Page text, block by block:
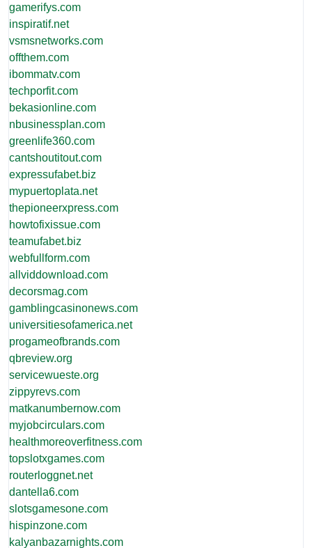
gamerifys.com
inspiratif.net
vsmsnetworks.com
offthem.com
ibommatv.com
techporfit.com
bekasionline.com
nbusinessplan.com
greenlife360.com
cantshoutitout.com
expressufabet.biz
mypuertoplata.net
thepioneerxpress.com
howtofixissue.com
teamufabet.biz
webfullform.com
allviddownload.com
decorsmag.com
gamblingcasinonews.com
universitiesofamerica.net
progameofbrands.com
qbreview.org
servicewueste.org
zippyrevs.com
matkanumbernow.com
myjobcirculars.com
healthmoreoverfitness.com
topslotxgames.com
routerloggnet.net
dantella6.com
slotsgamesone.com
hispinzone.com
kalyanbazarnights.com